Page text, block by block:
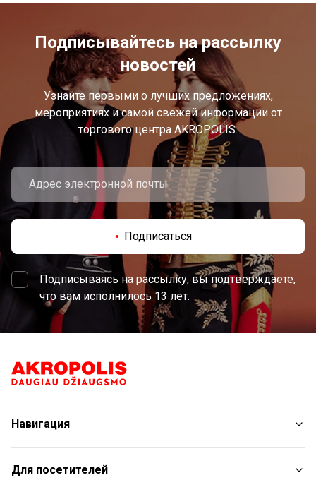
Подписывайтесь на рассылку
новостей
Узнайте первыми о лучших предложениях,
мероприятиях и самой свежей информации от
торгового центра AKROPOLIS.
Подписаться
Подписываясь на рассылку, вы подтверждаете,
что вам исполнилось 13 лет.
Навигация
Магазины
Услуги
Для посетителей